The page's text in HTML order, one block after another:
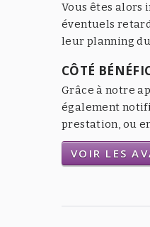
Vous êtes alors
éventuels
leur planning du
CÔTÉ
Grâce à notre
également
prestation, ou
VOIR LES